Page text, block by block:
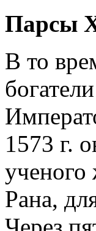
Парсы
В то
1573 г.
ученого
Рана,